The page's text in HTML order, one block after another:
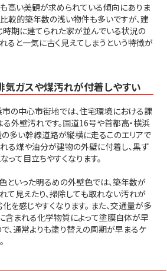
高い美観が求められている傾向にありま
較的築年数の浅い物件も多いですが、建
期に建てられた家が並んでいる状況の
ると一気に古く見えてしまうという特徴が
ガスや煤汚れが付着しやすい
の中心市街地では、住宅環境における課
外壁汚れです。国道16号や首都高・横浜
多い幹線道路が縦横に走るこのエリアで
る煤や油分が建物の外壁に付着し、黒ず
って目立ちやすくなります。
といった明るめの外壁色では、築年数が
て見えたり、掃除しても取れない汚れが
を感じやすくなります。 また、交通量が多
含まれる化学物質によって塗膜自体が早
、通常よりも塗り替えの周期が早まるケ